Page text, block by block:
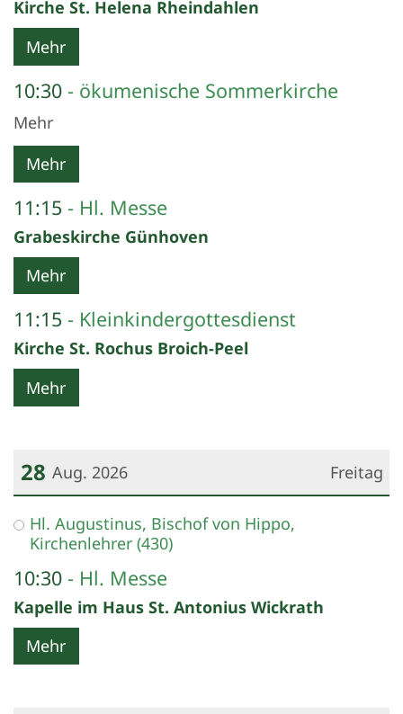
Kirche St. Helena Rheindahlen
Mehr
10:30 ökumenische Sommerkirche
Mehr
Mehr
11:15 Hl. Messe
Grabeskirche Günhoven
Mehr
11:15 Kleinkindergottesdienst
Kirche St. Rochus Broich-Peel
Mehr
Freitag
28 Aug. 2026
Datum: 28. August 2026
Hl. Augustinus, Bischof von Hippo,
Kirchenlehrer (430)
10:30 Hl. Messe
Kapelle im Haus St. Antonius Wickrath
Mehr